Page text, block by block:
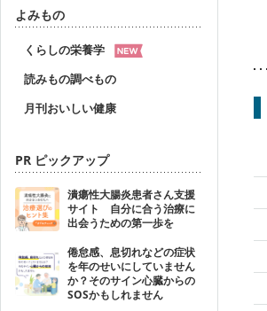
よみもの
くらしの栄養学
読みもの調べもの
月刊おいしい健康
PR ピックアップ
潰瘍性大腸炎患者さん支援
サイト 自分に合う治療に
出会うための第一歩を
倦怠感、息切れなどの症状
を年のせいにしていません
か？そのサイン心臓からの
SOSかもしれません